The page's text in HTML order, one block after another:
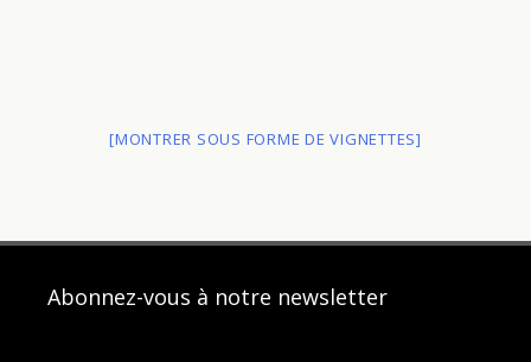
[MONTRER SOUS FORME DE VIGNETTES]
Abonnez-vous à notre newsletter